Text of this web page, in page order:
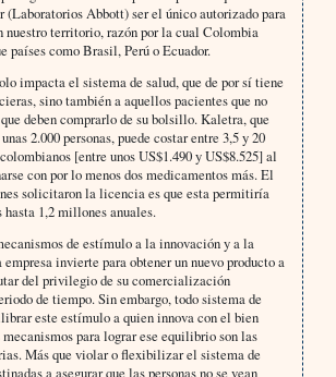
(Laboratorios Abbott) ser el único autorizado para
territorio, razón por la cual Colombia
países como Brasil, Perú o Ecuador.
impacta el sistema de salud, que de por sí tiene
sino también a aquellos pacientes que no
deben comprarlo de su bolsillo. Kaletra, que
2.000 personas, puede costar entre 3,5 y 20
[entre unos US$1.490 y US$8.525] al
con por lo menos dos medicamentos más. El
solicitaron la licencia es que esta permitiría
hasta 1,2 millones anuales.
de estímulo a la innovación y a la
invierte para obtener un nuevo producto a
del privilegio de su comercialización
de tiempo. Sin embargo, todo sistema de
este estímulo a quien innova con el bien
para lograr ese equilibrio son las
Más que violar o flexibilizar el sistema de
a asegurar que las personas no se vean